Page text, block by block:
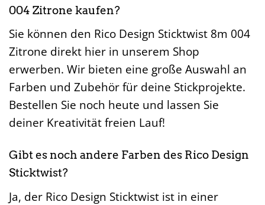
004 Zitrone kaufen?
Sie können den Rico Design Sticktwist 8m 004
Zitrone direkt hier in unserem Shop
erwerben. Wir bieten eine große Auswahl an
Farben und Zubehör für deine Stickprojekte.
Bestellen Sie noch heute und lassen Sie
deiner Kreativität freien Lauf!
Gibt es noch andere Farben des Rico Design
Sticktwist?
Ja, der Rico Design Sticktwist ist in einer